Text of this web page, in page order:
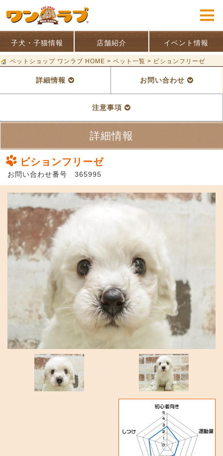
子犬・子猫情報 店舗紹介 イベント情報
ペットショップ ワンラブ HOME > ペット一覧 > ビションフリーゼ
詳細情報 お問い合わせ
注意事項
詳細情報
ビションフリーゼ
お問い合わせ番号 365995